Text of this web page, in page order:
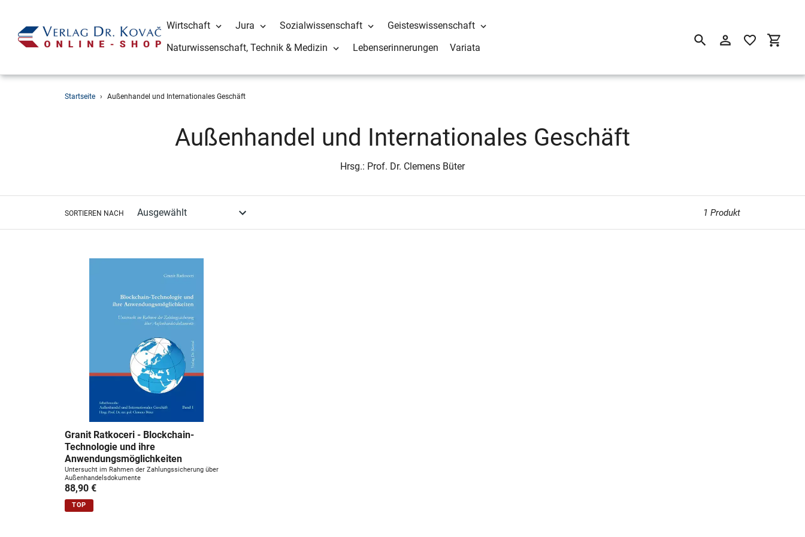
Wirtschaft Jura Sozialwissenschaft
Geisteswissenschaft
Naturwissenschaft, Technik & Medizin
Lebenserinnerungen Variata SuchenEinloggen
Startseite › Außenhandel und Internationales Geschäft
S
m
m
l
u
n
g
:
Außenhandel und Internationales Geschäft
Hrsg.: Prof. Dr. Clemens Büter
SORTIEREN NACH 1 Produkt
Granit Ratkoceri - Blockchain-
Technologie und ihre
Anwendungsmöglichkeiten
Untersucht im Rahmen der Zahlungssicherung über
Außenhandelsdokumente
88,90 €
TOP